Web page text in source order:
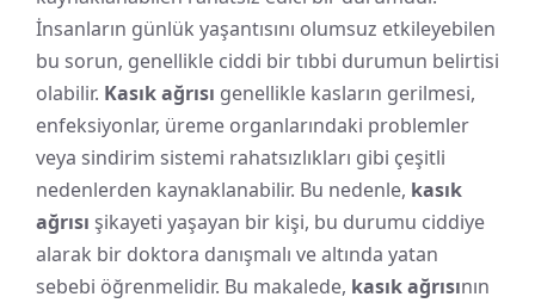
İnsanların günlük yaşantısını olumsuz etkileyebilen
bu sorun, genellikle ciddi bir tıbbi durumun belirtisi
olabilir. Kasık ağrısı genellikle kasların gerilmesi,
enfeksiyonlar, üreme organlarındaki problemler
veya sindirim sistemi rahatsızlıkları gibi çeşitli
nedenlerden kaynaklanabilir. Bu nedenle, kasık
ağrısı şikayeti yaşayan bir kişi, bu durumu ciddiye
alarak bir doktora danışmalı ve altında yatan
sebebi öğrenmelidir. Bu makalede, kasık ağrısının